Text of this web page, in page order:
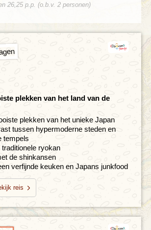
26,25 p.p. (o.b.v. 2 personen)
plekken van het land van de
plekken van het unieke Japan
tussen hypermoderne steden en
tempels
traditionele ryokan
de shinkansen
verfijnde keuken en Japans junkfood
reis